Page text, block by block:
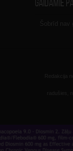
Gaidāmie
Šobrīd nav
Redakcija